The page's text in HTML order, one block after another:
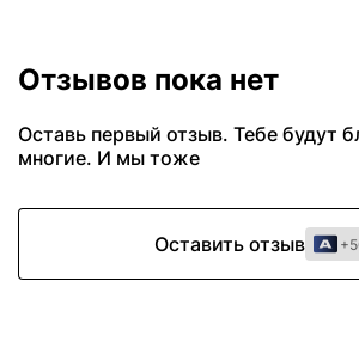
Отзывов пока нет
Оставь первый отзыв. Тебе будут
многие. И мы тоже
Оставить отзыв